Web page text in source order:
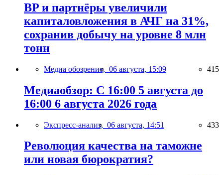
BP и партнёры увеличили
капиталовложения в АЧГ на 31%,
сохранив добычу на уровне 8 млн
тонн
Медиа обозрение, 06 августа, 15:09 415
Медиаобзор: С 16:00 5 августа до
16:00 6 августа 2026 года
Экспресс-анализ, 06 августа, 14:51 433
Революция качества на таможне
или новая бюрократия?